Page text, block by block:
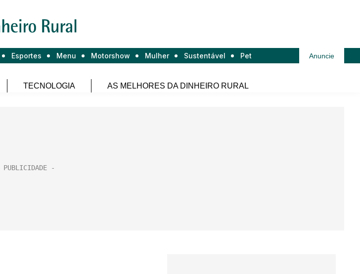
Esportes Menu Motorshow Mulher Sustentável Pet Anuncie
TECNOLOGIA AS MELHORES DA DINHEIRO RURAL